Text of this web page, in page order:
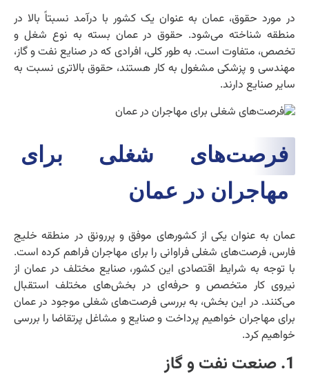
در مورد حقوق، عمان به عنوان یک کشور با درآمد نسبتاً بالا در
منطقه شناخته می‌شود. حقوق در عمان بسته به نوع شغل و
تخصص، متفاوت است. به طور کلی، افرادی که در صنایع نفت و گاز،
مهندسی و پزشکی مشغول به کار هستند، حقوق بالاتری نسبت به
سایر صنایع دارند.
فرصت‌های شغلی برای
مهاجران در عمان
عمان به عنوان یکی از کشورهای موفق و پررونق در منطقه خلیج
فارس، فرصت‌های شغلی فراوانی را برای مهاجران فراهم کرده است.
با توجه به شرایط اقتصادی این کشور، صنایع مختلف در عمان از
نیروی کار متخصص و حرفه‌ای در بخش‌های مختلف استقبال
می‌کنند. در این بخش، به بررسی فرصت‌های شغلی موجود در عمان
برای مهاجران خواهیم پرداخت و صنایع و مشاغل پرتقاضا را بررسی
خواهیم کرد.
1. صنعت نفت و گاز